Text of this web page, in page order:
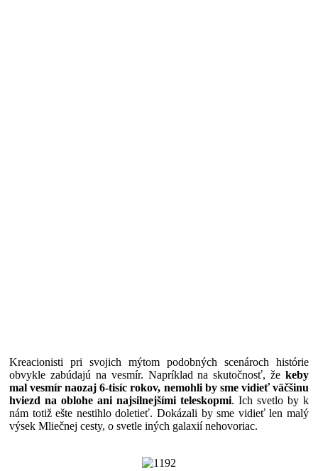
Kreacionisti pri svojich mýtom podobných scenároch histórie
obvykle zabúdajú na vesmír. Napríklad na skutočnosť, že keby
mal vesmír naozaj 6-tisíc rokov, nemohli by sme vidieť väčšinu
hviezd na oblohe ani najsilnejšími teleskopmi. Ich svetlo by k
nám totiž ešte nestihlo doletieť. Dokázali by sme vidieť len malý
výsek Mliečnej cesty, o svetle iných galaxií nehovoriac.